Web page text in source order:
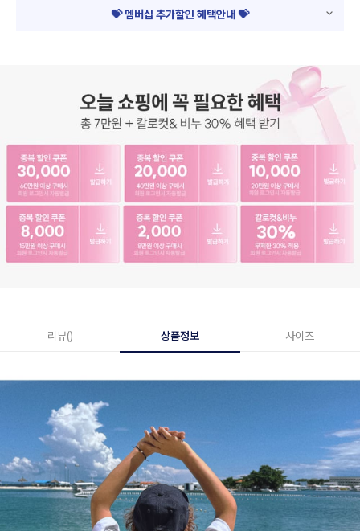
💝 멤버십 추가할인 혜택안내 💝
리뷰() 상품정보 사이즈